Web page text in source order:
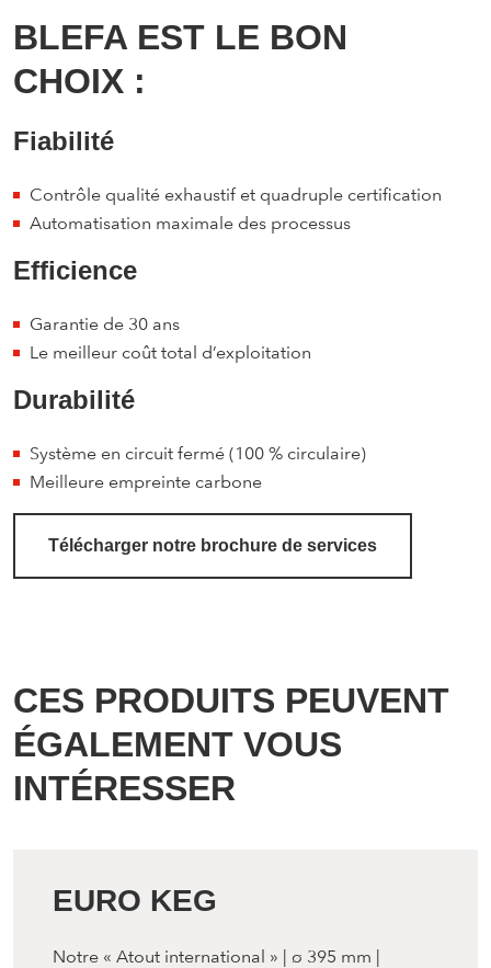
BLEFA EST LE BON
CHOIX :
Fiabilité
Contrôle qualité exhaustif et quadruple certification
Automatisation maximale des processus
Efficience
Garantie de 30 ans
Le meilleur coût total d’exploitation
Durabilité
Système en circuit fermé (100 % circulaire)
Meilleure empreinte carbone
Télécharger notre brochure de services
CES PRODUITS PEUVENT
ÉGALEMENT VOUS
INTÉRESSER
EURO KEG
Notre « Atout international » | ø 395 mm |